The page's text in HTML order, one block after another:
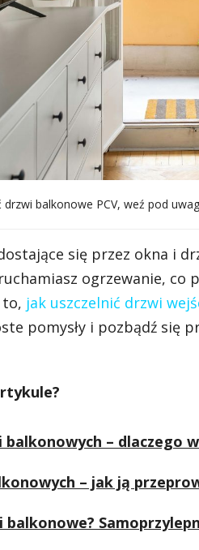
balkonowe PCV, weź pod
się przez okna i
ogrzewanie, co
jak uszczelnić drzwi
pomysły i pozbądź się
balkonowych – dlaczego
– jak ją
balkonowe?